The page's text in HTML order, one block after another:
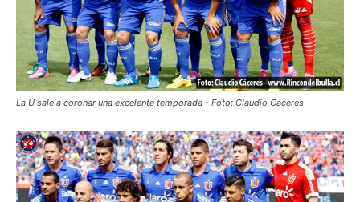
La U sale a coronar una excelente temporada - Foto: Claudio Cáceres